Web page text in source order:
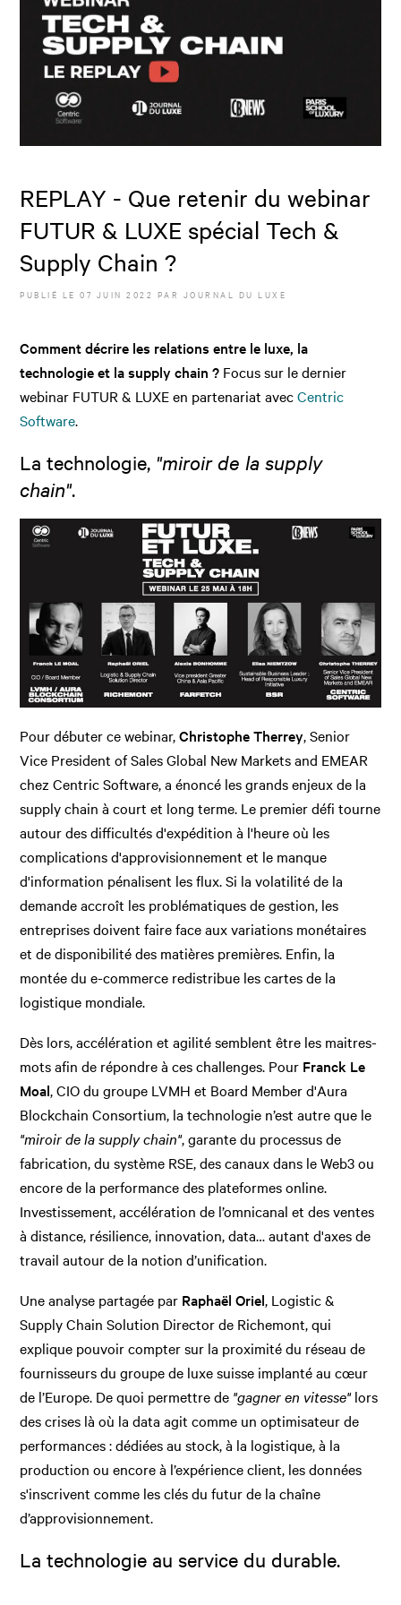
REPLAY - Que retenir du webinar
FUTUR & LUXE spécial Tech &
Supply Chain ?
PUBLIÉ LE07 JUIN 2022 PAR JOURNAL DU LUXE
Comment décrire les relations entre le luxe, la
technologie et la supply chain ? Focus sur le dernier
webinar FUTUR & LUXE en partenariat avecCentric
Software.
La technologie, "miroir de la supply
chain".
Pour débuter ce webinar,Christophe Therrey, Senior
Vice President of Sales Global New Markets and EMEAR
chez Centric Software, a énoncé les grands enjeux de la
supply chain à court et long terme. Le premier défi tourne
autour des difficultés d'expédition à l'heure où les
complications d'approvisionnement et le manque
d'information pénalisent les flux. Si la volatilité de la
demande accroît les problématiques de gestion, les
entreprises doivent faire face aux variations monétaires
et de disponibilité des matières premières. Enfin, la
montée du e-commerce redistribue les cartes de la
logistique mondiale.
Dès lors, accélération et agilité semblent être les maitres-
mots afin de répondre à ces challenges. Pour Franck Le
Moal, CIO du groupe LVMH et Board Member d'Aura
Blockchain Consortium, la technologie n’est autre que le
"miroir de la supply chain", garante du processus de
fabrication, du système RSE, des canaux dans le Web3 ou
encore de la performance des plateformes online.
Investissement, accélération de l’omnicanal et des ventes
à distance, résilience, innovation, data… autant d'axes de
travail autour de la notion d’unification.
Une analyse partagée par Raphaël Oriel, Logistic &
Supply Chain Solution Director de Richemont, qui
explique pouvoir compter sur la proximité du réseau de
fournisseurs du groupe de luxe suisse implanté au cœur
de l’Europe. De quoi permettre de "gagner en vitesse"lors
des crises là où la data agit comme un optimisateur de
performances : dédiées au stock, à la logistique, à la
production ou encore à l’expérience client, les données
s'inscrivent comme les clés du futur de la chaîne
d’approvisionnement.
La technologie au service du durable.